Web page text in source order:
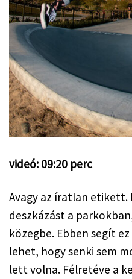
videó: 09:20 perc
Avagy az íratlan etikett.
deszkázást a
közegbe. Ebben segít
lehet, hogy senki sem
lett volna. Félretéve a